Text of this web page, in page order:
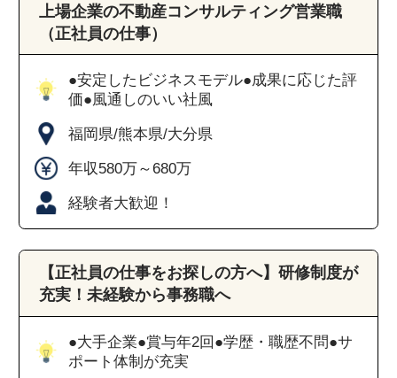
上場企業の不動産コンサルティング営業職
（正社員の仕事）
●安定したビジネスモデル●成果に応じた評
価●風通しのいい社風
福岡県/熊本県/大分県
年収580万～680万
経験者大歓迎！
【正社員の仕事をお探しの方へ】研修制度が
充実！未経験から事務職へ
●大手企業●賞与年2回●学歴・職歴不問●サ
ポート体制が充実